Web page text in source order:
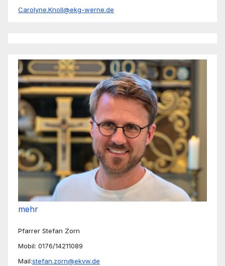
Carolyne.Knoll@ekg-werne.de
mehr
Pfarrer Stefan Zorn
Mobil: 0176/14211089
Mail:stefan.zorn@ekvw.de